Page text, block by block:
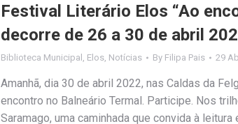
Festival Literário Elos “Ao
decorre de 26 a 30 de abril
Biblioteca Municipal Elos Notícias By Filipa Pais 29
Amanhã, dia 30 de abril 2022, nas Caldas da
encontro no Balneário Termal. Participe. Nos
Saramago, uma caminhada que convida à